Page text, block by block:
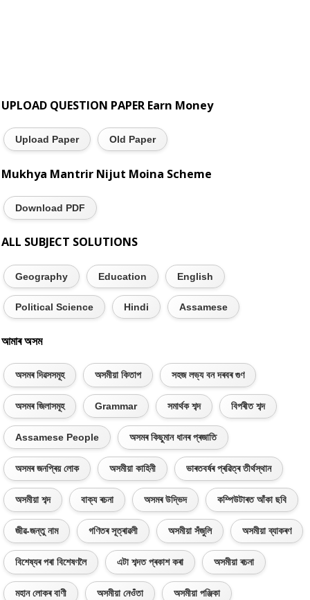
UPLOAD QUESTION PAPER Earn Money
Upload Paper Old Paper
Mukhya Mantrir Nijut Moina Scheme
Download PDF
ALL SUBJECT SOLUTIONS
Geography Education English
Political Science Hindi Assamese
আমাৰ অসম
অসমৰ দিৱসসমূহ অসমীয়া কিতাপ সহজ লভ্য বন দৰবৰ গুণ
অসমৰ জিলাসমূহ Grammar সমাৰ্থক শব্দ বিপৰীত শব্দ
Assamese People অসমৰ কিছুমান ধানৰ প্ৰজাতি
অসমৰ জনপ্ৰিয় লোক অসমীয়া কাহিনী ভাৰতবৰ্ষৰ প্ৰৱিত্ৰ তীৰ্থস্থান
অসমীয়া শব্দ বাক্য ৰচনা অসমৰ উদ্ভিদ কম্পিউটাৰত আঁকা ছবি
জীৱ-জন্তু নাম গণিতৰ সূত্ৰাৱলী অসমীয়া সঁজুলি অসমীয়া ব্যাকৰণ
বিশেষ্যৰ পৰা বিশেষণলৈ এটা শব্দত প্ৰকাশ কৰা অসমীয়া ৰচনা
মহান লোকৰ বাণী অসমীয়া নেওঁতা অসমীয়া পঞ্জিকা